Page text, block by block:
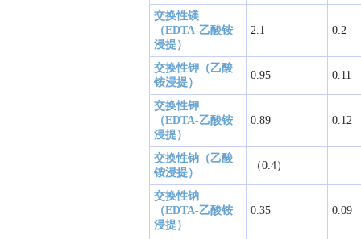
交换性镁
（EDTA-乙酸铵
浸提）
2.1 0.2
交换性钾（乙酸
铵浸提）
0.95 0.11
交换性钾
（EDTA-乙酸铵
浸提）
0.89 0.12
交换性钠（乙酸
铵浸提）
（0.4）
交换性钠
（EDTA-乙酸铵
浸提）
0.35 0.09